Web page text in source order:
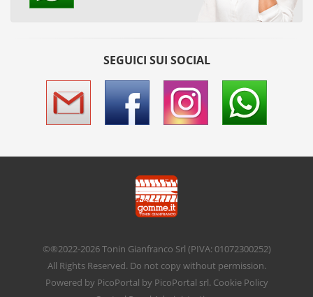
SEGUICI SUI SOCIAL
©®2022-2026Tonin Gianfranco Srl (PIVA: 01072300252)
All Rights Reserved. Do not copy without permission.
Powered by PicoPortal by PicoPortal srl. Cookie Policy